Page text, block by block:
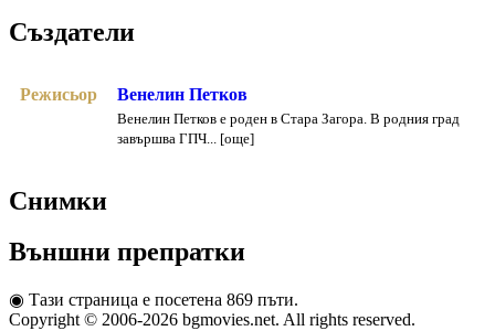
Създатели
Режисьор Венелин Петков
Венелин Петков е роден в Стара Загора. В родния град
завършва ГПЧ... [още]
Снимки
Външни препратки
◉ Тази страница е посетена 869 пъти.
Copyright © 2006-2026 bgmovies.net. All rights reserved.